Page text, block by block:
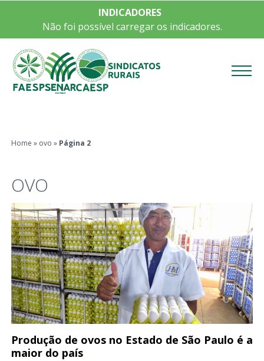
INDICADORES
Não foi possível carregar os indicadores.
Home » ovo » Página 2
OVO
Produção de ovos no Estado de São Paulo é a
maior do país